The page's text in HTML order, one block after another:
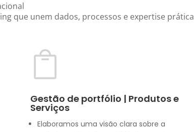
que unem dados, processos e expertise prática

Gestão de portfólio | Produtos e
Serviços
Elaboramos uma visão clara sobre a